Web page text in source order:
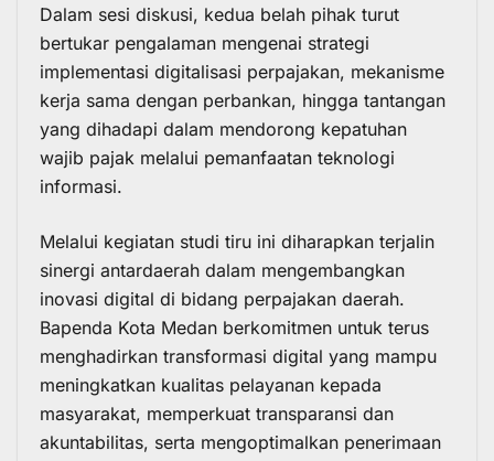
Dalam sesi diskusi, kedua belah pihak turut
bertukar pengalaman mengenai strategi
implementasi digitalisasi perpajakan, mekanisme
kerja sama dengan perbankan, hingga tantangan
yang dihadapi dalam mendorong kepatuhan
wajib pajak melalui pemanfaatan teknologi
informasi.
Melalui kegiatan studi tiru ini diharapkan terjalin
sinergi antardaerah dalam mengembangkan
inovasi digital di bidang perpajakan daerah.
Bapenda Kota Medan berkomitmen untuk terus
menghadirkan transformasi digital yang mampu
meningkatkan kualitas pelayanan kepada
masyarakat, memperkuat transparansi dan
akuntabilitas, serta mengoptimalkan penerimaan